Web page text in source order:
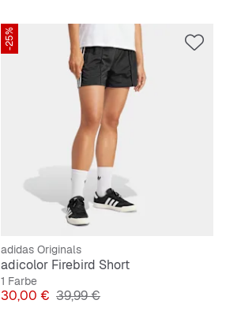
-25%
adidas Originals
adicolor Firebird Short
1 Farbe
Preis
30,00 € Originalpreis
39,99 €